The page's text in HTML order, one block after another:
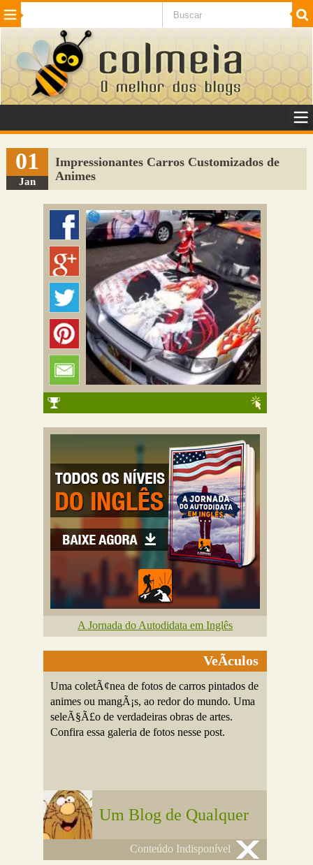
Beleza Cinema e TV
Internet Jogos NotÃ­cias SaÃºde
VeÃ­culos Adulto
Sugerir Link
Adicionar Blog
Colmeia Exchange
Perguntas Frequentes
01
Jan
Impressionantes Carros Customizados de
Animes
A Jornada do Autodidata em Inglês
VeÃ­culos
Uma coletÃ¢nea de fotos de carros pintados de
animes ou mangÃ¡s, ao redor do mundo. Uma
seleÃ§Ã£o de verdadeiras obras de artes.
Confira essa galeria de fotos nesse post.
Um Blog de Qualquer
Conteúdo Indisponível